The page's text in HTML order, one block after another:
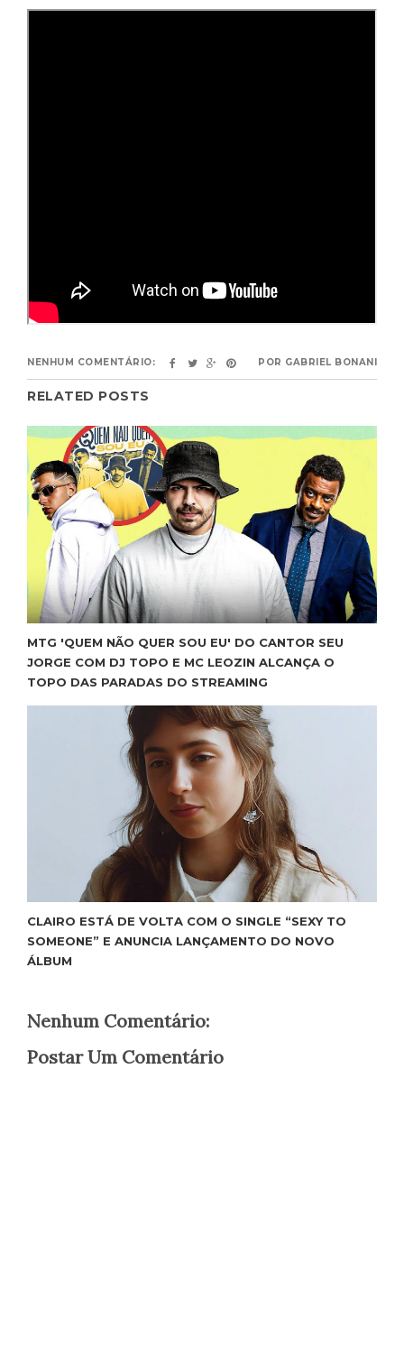
NENHUM COMENTÁRIO: POR GABRIEL BONANI
RELATED POSTS
MTG 'QUEM NÃO QUER SOU EU' DO CANTOR SEU
JORGE COM DJ TOPO E MC LEOZIN ALCANÇA O
TOPO DAS PARADAS DO STREAMING
CLAIRO ESTÁ DE VOLTA COM O SINGLE “SEXY TO
SOMEONE” E ANUNCIA LANÇAMENTO DO NOVO
ÁLBUM
Nenhum Comentário:
Postar Um Comentário